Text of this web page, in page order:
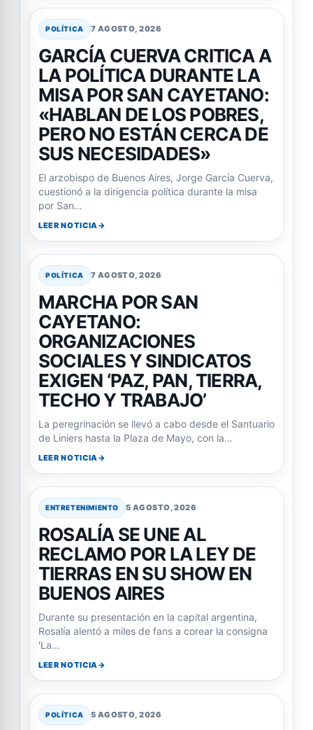
POLÍTICA 7 AGOSTO, 2026
GARCÍA CUERVA CRITICA A
LA POLÍTICA DURANTE LA
MISA POR SAN CAYETANO:
«HABLAN DE LOS POBRES,
PERO NO ESTÁN CERCA DE
SUS NECESIDADES»
El arzobispo de Buenos Aires, Jorge García Cuerva,
cuestionó a la dirigencia política durante la misa
por San…
LEER NOTICIA
POLÍTICA 7 AGOSTO, 2026
MARCHA POR SAN
CAYETANO:
ORGANIZACIONES
SOCIALES Y SINDICATOS
EXIGEN ‘PAZ, PAN, TIERRA,
TECHO Y TRABAJO’
La peregrinación se llevó a cabo desde el Santuario
de Liniers hasta la Plaza de Mayo, con la…
LEER NOTICIA
ENTRETENIMIENTO 5 AGOSTO, 2026
ROSALÍA SE UNE AL
RECLAMO POR LA LEY DE
TIERRAS EN SU SHOW EN
BUENOS AIRES
Durante su presentación en la capital argentina,
Rosalía alentó a miles de fans a corear la consigna
'La…
LEER NOTICIA
POLÍTICA 5 AGOSTO, 2026